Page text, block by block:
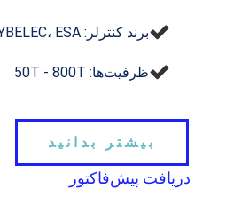
برند کنترلر: DELEM، CYBELEC، ESA
ظرفیت‌ها: 50T - 800T
بیشتر بدانید
دریافت پیش‌فاکتور